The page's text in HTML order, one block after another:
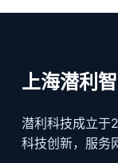
上海潜利
潜利科技成立于
科技创新，服务